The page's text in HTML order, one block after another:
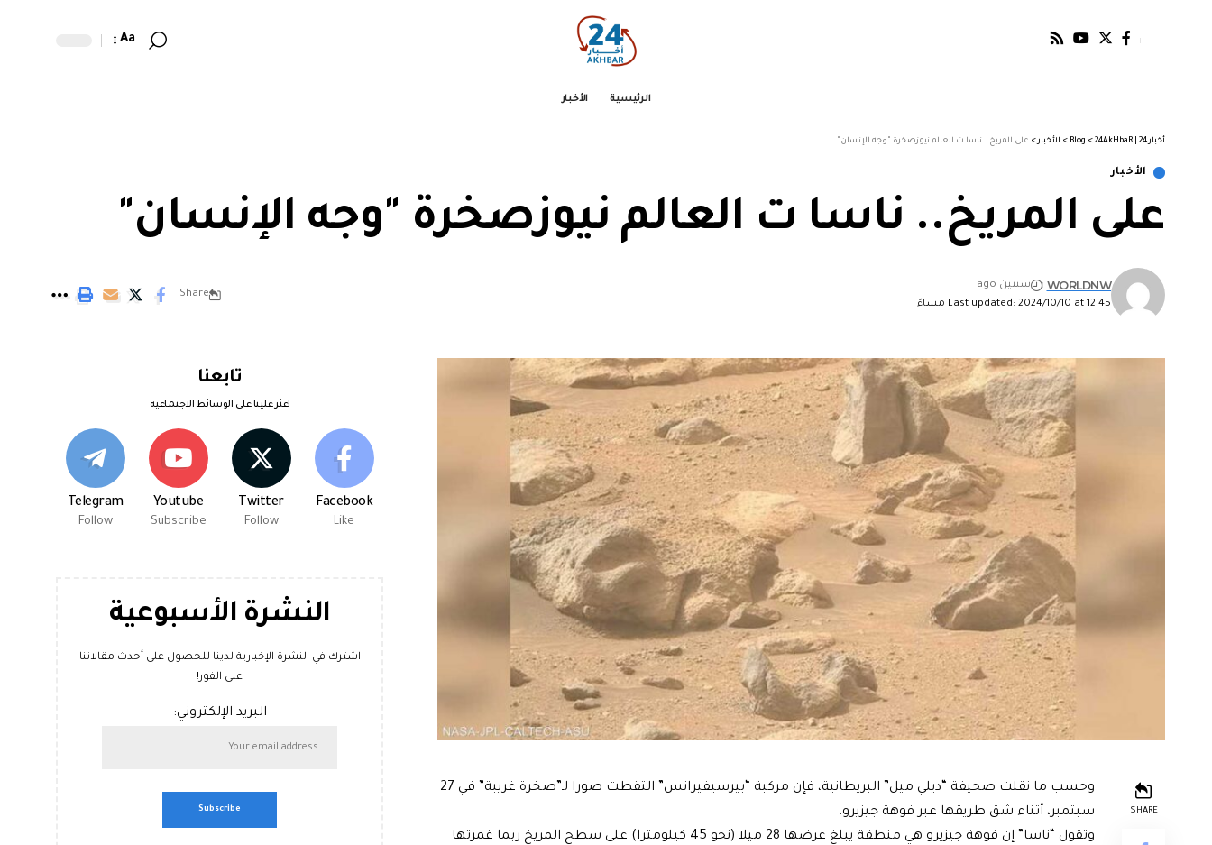
Aa
الرئيسية الأخبار
أخبار 24 | 24AkHbaR >
Blog
> الأخبار > على المريخ.. ناسا ت العالم نيوزصخرة "وجه الإنسان"
الأخبار
على المريخ.. ناسا ت العالم نيوزصخرة "وجه الإنسان"
Last updated: 2024/10/10 at 12:45 مساءً
WORLDNW
سنتين ago
Share
SHARE
وحسب ما نقلت صحيفة “ديلي ميل” البريطانية، فإن مركبة “بيرسيفيرانس” التقطت صورا لـ”صخرة غريبة” في 27
سبتمبر، أثناء شق طريقها عبر فوهة جيزيرو.
وتقول “ناسا” إن فوهة جيزيرو هي منطقة يبلغ عرضها 28 ميلا (نحو 45 كيلومترا) على سطح المريخ ربما غمرتها
تابعنا
اعثر علينا على الوسائط الاجتماعية
Facebook
Like
Twitter
Follow
Youtube
Subscribe
Telegram
Follow
النشرة الأسبوعية
اشترك في النشرة الإخبارية لدينا للحصول على أحدث مقالاتنا
على الفور!
البريد الإلكتروني: